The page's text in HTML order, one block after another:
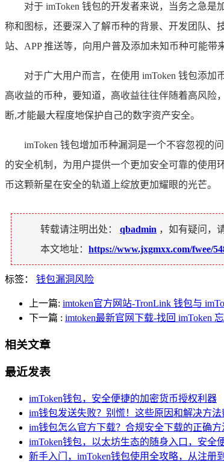
对于 imToken 钱包的开发者来说，当务之急
称和图标，还要深入了解币种的背景、开发团队、
站、APP 推送等，向用户普及添加未知币种可能带
对于广大用户而言，在使用 imToken 钱包添
高收益的币种，要知道，高收益往往伴随着高风险
断,才能最大程度地保护自己的数字资产安全。
imToken 钱包增加币种漏洞是一个不容忽视的
的安全机制，为用户提供一个更加安全可靠的使用
币这颗新星在安全的轨道上绽放更加耀眼的光芒。
转载请注明出处： qbadmin ，如有疑问，
本文地址： https://www.jxgmxx.com/fwee/
标签： 钱包漏洞风险
上一篇: imtoken官方网站-TronLink 钱包与
下一篇 : imtoken最新官网下载-找回 imToken
相关文章
最近发表
imToken钱包，安全便捷的加密货币授权利器
im钱包发送失败？别慌！这些原因和解决方
im钱包怎么官方下载？合规安全下载的正确方
imToken钱包，以太坊生态的随身入口，安全
新手入门，imToken钱包使用全攻略，从注册